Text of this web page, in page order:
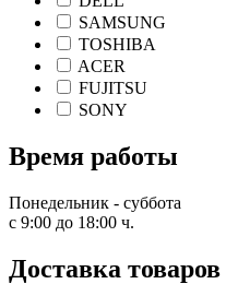
SAMSUNG
TOSHIBA
ACER
FUJITSU
SONY
Время работы
Понедельник - суббота
с 9:00 до 18:00 ч.
Доставка товаров